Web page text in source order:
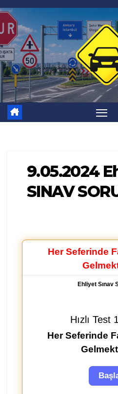
Skip
to
content
9.05.2024
SINAV
Her Seferinde
Ehliyet Sınav
Hızlı Test
Her Seferinde